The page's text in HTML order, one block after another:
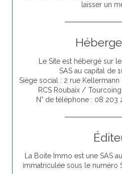
laisser un
Le Site est hébergé sur
SAS au capital de
Siège social : 2 rue Kellermann
RCS Roubaix /
N° de téléphone : 08
La Boite Immo est une SAS
immatriculée sous le numéro